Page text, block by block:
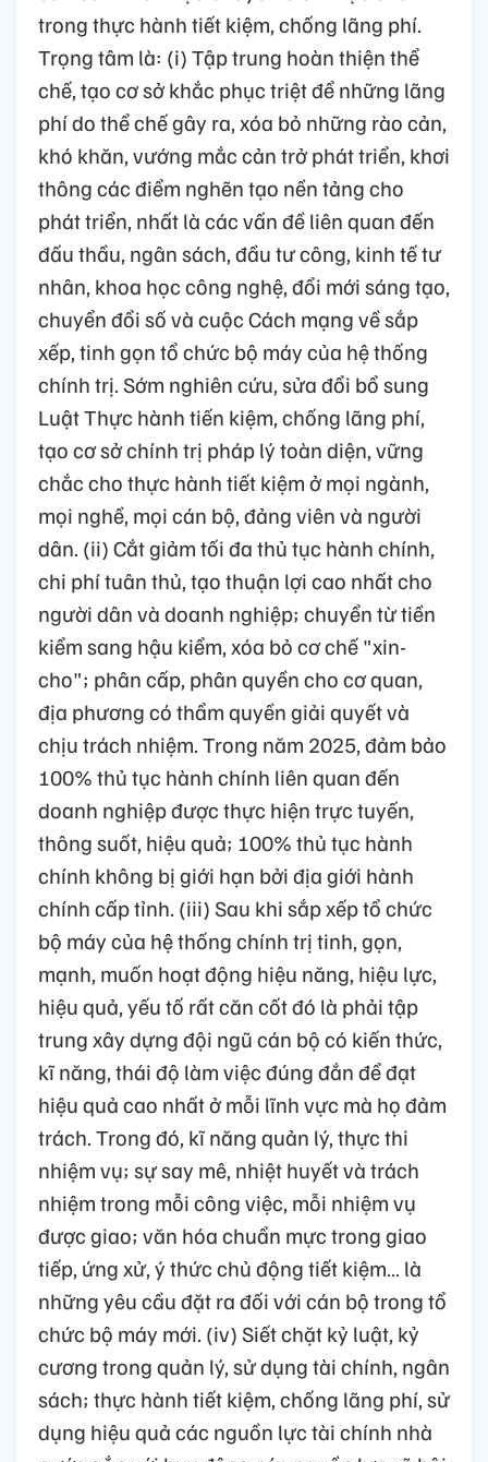
trong thực hành tiết kiệm, chống lãng phí.
Trọng tâm là: (i) Tập trung hoàn thiện thể
chế, tạo cơ sở khắc phục triệt để những lãng
phí do thể chế gây ra, xóa bỏ những rào cản,
khó khăn, vướng mắc cản trở phát triển, khơi
thông các điểm nghẽn tạo nền tảng cho
phát triển, nhất là các vấn đề liên quan đến
đấu thầu, ngân sách, đầu tư công, kinh tế tư
nhân, khoa học công nghệ, đổi mới sáng tạo,
chuyển đổi số và cuộc Cách mạng về sắp
xếp, tinh gọn tổ chức bộ máy của hệ thống
chính trị. Sớm nghiên cứu, sửa đổi bổ sung
Luật Thực hành tiến kiệm, chống lãng phí,
tạo cơ sở chính trị pháp lý toàn diện, vững
chắc cho thực hành tiết kiệm ở mọi ngành,
mọi nghề, mọi cán bộ, đảng viên và người
dân. (ii) Cắt giảm tối đa thủ tục hành chính,
chi phí tuân thủ, tạo thuận lợi cao nhất cho
người dân và doanh nghiệp; chuyển từ tiền
kiểm sang hậu kiểm, xóa bỏ cơ chế "xin-
cho"; phân cấp, phân quyền cho cơ quan,
địa phương có thẩm quyền giải quyết và
chịu trách nhiệm. Trong năm 2025, đảm bảo
100% thủ tục hành chính liên quan đến
doanh nghiệp được thực hiện trực tuyến,
thông suốt, hiệu quả; 100% thủ tục hành
chính không bị giới hạn bởi địa giới hành
chính cấp tỉnh. (iii) Sau khi sắp xếp tổ chức
bộ máy của hệ thống chính trị tinh, gọn,
mạnh, muốn hoạt động hiệu năng, hiệu lực,
hiệu quả, yếu tố rất căn cốt đó là phải tập
trung xây dựng đội ngũ cán bộ có kiến thức,
kĩ năng, thái độ làm việc đúng đắn để đạt
hiệu quả cao nhất ở mỗi lĩnh vực mà họ đảm
trách. Trong đó, kĩ năng quản lý, thực thi
nhiệm vụ; sự say mê, nhiệt huyết và trách
nhiệm trong mỗi công việc, mỗi nhiệm vụ
được giao; văn hóa chuẩn mực trong giao
tiếp, ứng xử, ý thức chủ động tiết kiệm… là
những yêu cầu đặt ra đối với cán bộ trong tổ
chức bộ máy mới. (iv) Siết chặt kỷ luật, kỷ
cương trong quản lý, sử dụng tài chính, ngân
sách; thực hành tiết kiệm, chống lãng phí, sử
dụng hiệu quả các nguồn lực tài chính nhà